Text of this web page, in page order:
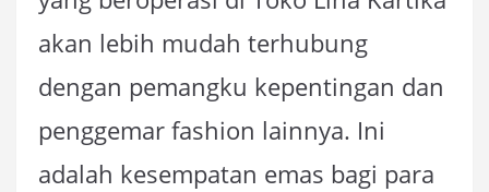
akan lebih mudah terhubung
dengan pemangku kepentingan dan
penggemar fashion lainnya. Ini
adalah kesempatan emas bagi para